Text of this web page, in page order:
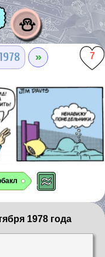
⛄
» 7
1978 года